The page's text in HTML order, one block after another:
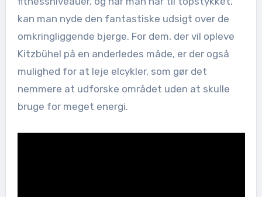
kan man nyde den fantastiske udsigt over de
omkringliggende bjerge. For dem, der vil opleve
Kitzbühel på en anderledes måde, er der også
mulighed for at leje elcykler, som gør det
nemmere at udforske området uden at skulle
bruge for meget energi.